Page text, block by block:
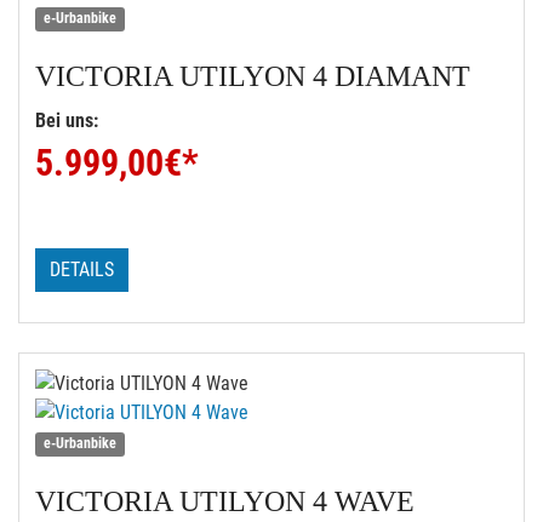
e-Urbanbike
VICTORIA UTILYON 4 DIAMANT
Bei uns:
5.999,00€*
DETAILS
e-Urbanbike
VICTORIA UTILYON 4 WAVE